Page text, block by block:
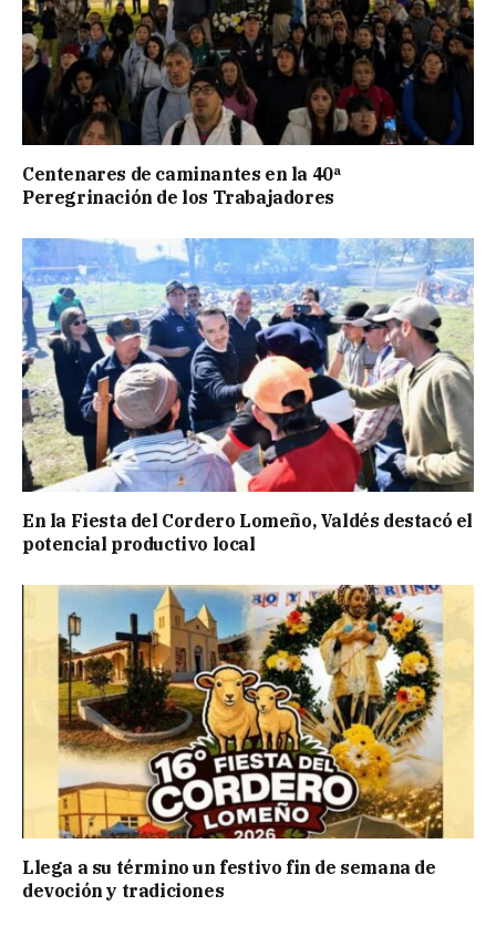
Centenares de caminantes en la 40ª
Peregrinación de los Trabajadores
En la Fiesta del Cordero Lomeño, Valdés destacó el
potencial productivo local
Llega a su término un festivo fin de semana de
devoción y tradiciones